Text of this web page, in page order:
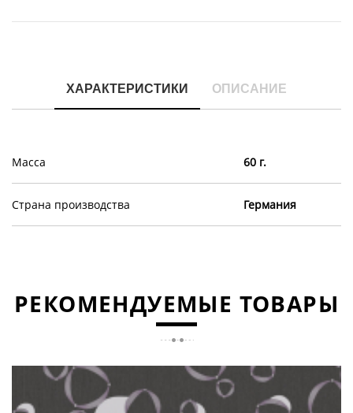
ХАРАКТЕРИСТИКИ ОПИСАНИЕ
Масса 60 г.
Страна производства Германия
РЕКОМЕНДУЕМЫЕ ТОВАРЫ